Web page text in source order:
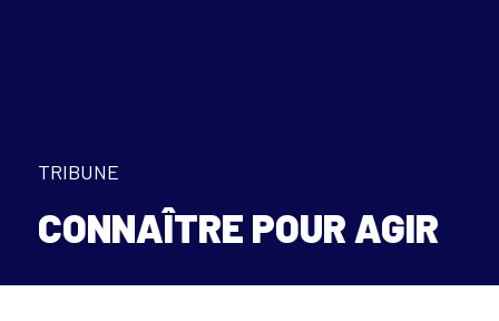
TRIBUNE
CONNAÎTRE POUR AGIR